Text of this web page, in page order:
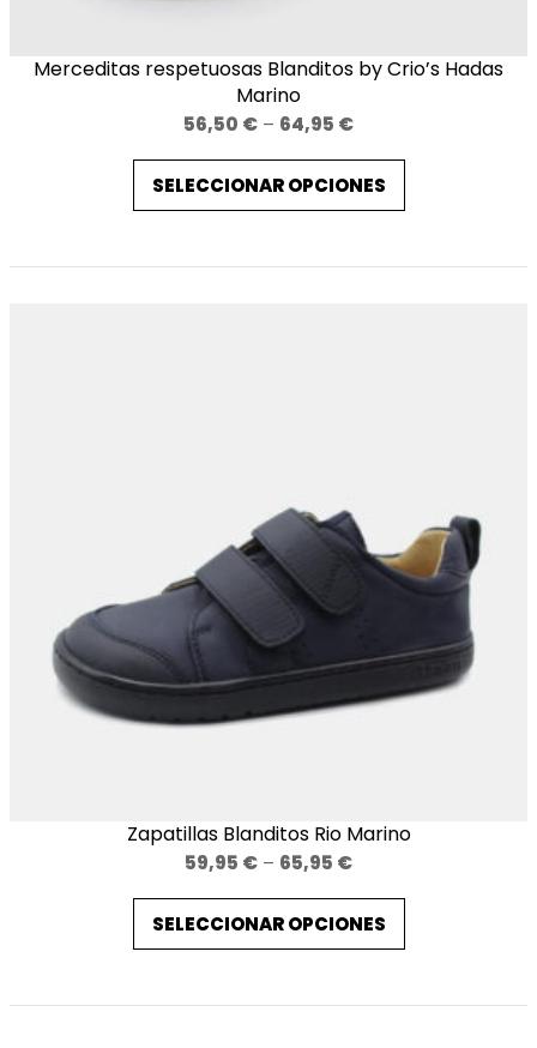
Merceditas respetuosas Blanditos by Crio’s Hadas
Marino
56,50 € – 64,95 €Price
range:
56,50 €
through
SELECCIONAR OPCIONES
Zapatillas Blanditos Rio Marino
59,95 € – 65,95 €Price
range:
59,95 €
through
SELECCIONAR OPCIONES